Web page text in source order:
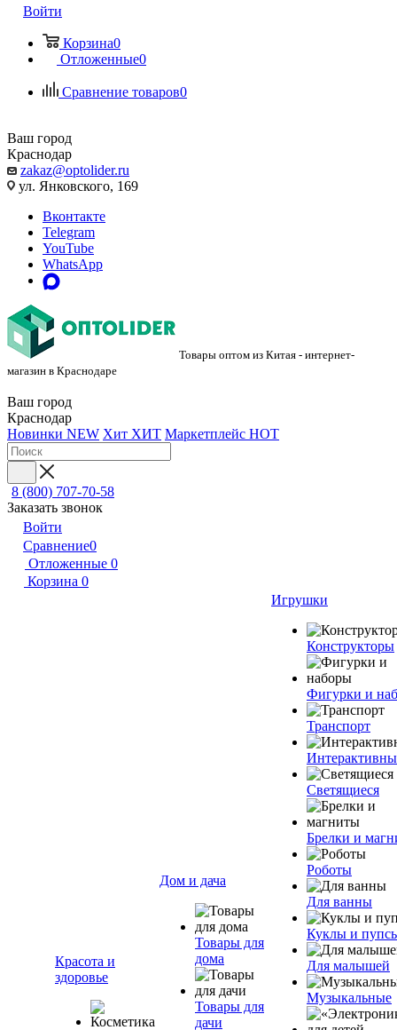
Войти
Корзина0
Отложенные0
Сравнение товаров0
Ваш город
Краснодар
zakaz@optolider.ru
ул. Янковского, 169
Вконтакте
Telegram
YouTube
WhatsApp
Товары оптом из Китая - интернет-
магазин в Краснодаре
Ваш город
Краснодар
Новинки NEW Хит ХИТ Маркетплейс HOT
8 (800) 707-70-58
Заказать звонок
Войти
Сравнение0
Отложенные 0
Корзина 0
Красота и
здоровье
Дом и дача
Товары для
дома
Товары для
дачи
Игрушки
Конструкторы
Фигурки и
Транспорт
Светящиеся
Брелки и
Роботы
Для ванны
Куклы и
Для малышей
Музыкальные